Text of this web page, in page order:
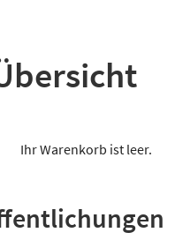
Ihr Warenkorb ist leer.